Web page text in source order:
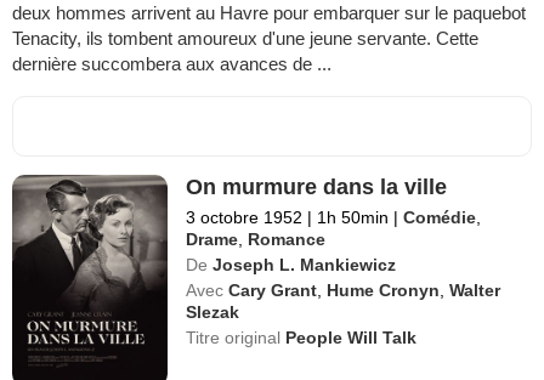
deux hommes arrivent au Havre pour embarquer sur le paquebot
Tenacity, ils tombent amoureux d'une jeune servante. Cette
dernière succombera aux avances de ...
On murmure dans la ville
3 octobre 1952 | 1h 50min | Comédie
Drame Romance
De Joseph L. Mankiewicz
Avec Cary Grant Hume Cronyn ,Walter
Slezak
Titre original People Will Talk